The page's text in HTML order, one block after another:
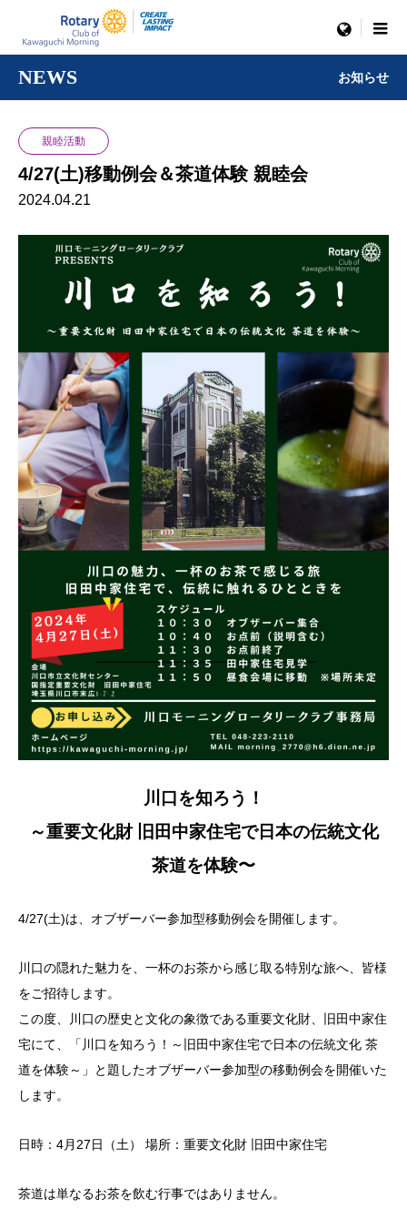
menu
NEWS お知らせ
親睦活動
4/27(土)移動例会＆茶道体験 親睦会
2024.04.21
川口を知ろう！
～重要文化財 旧田中家住宅で日本の伝統文化
茶道を体験〜
4/27(土)は、オブザーバー参加型移動例会を開催します。
川口の隠れた魅力を、一杯のお茶から感じ取る特別な旅へ、皆様
をご招待します。
この度、川口の歴史と文化の象徴である重要文化財、旧田中家住
宅にて、「川口を知ろう！～旧田中家住宅で日本の伝統文化 茶
道を体験～」と題したオブザーバー参加型の移動例会を開催いた
します。
日時：4月27日（土） 場所：重要文化財 旧田中家住宅
茶道は単なるお茶を飲む行事ではありません。